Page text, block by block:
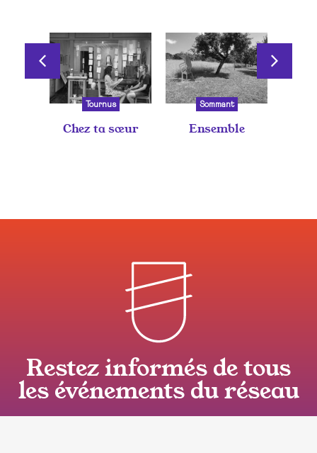
Tournus
Chez ta sœur
Sommant
Ensemble
Restez informés de tous
les événements du réseau